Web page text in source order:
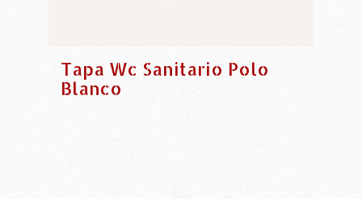
Tapa Wc Sanitario Polo
Blanco